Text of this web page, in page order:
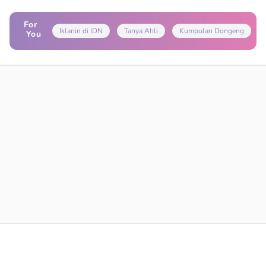
For
You
Iklanin di IDN Tanya Ahli Kumpulan Dongeng